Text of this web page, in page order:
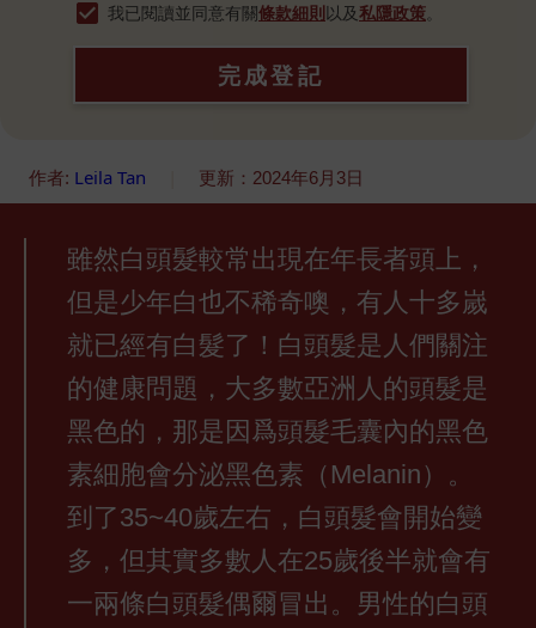
我已閱讀並同意有關條款細則 以及私隱政策。
完成登記
作者: Leila Tan 更新：2024年6月3日
雖然白頭髮較常出現在年長者頭上，
但是少年白也不稀奇噢，有人十多嵗
就已經有白髮了！白頭髮是人們關注
的健康問題，大多數亞洲人的頭髮是
黑色的，那是因爲頭髮毛囊內的黑色
素細胞會分泌黑色素（Melanin）。
到了35~40歲左右，白頭髮會開始變
多，但其實多數人在25歲後半就會有
一兩條白頭髮偶爾冒出。男性的白頭